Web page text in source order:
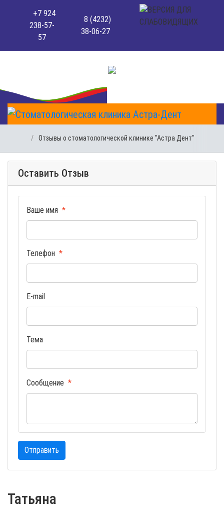
+7 924
238-57-
57
8 (4232)
38-06-27
Отзывы о стоматологической клинике "Астра Дент"
Оставить Отзыв
Ваше имя
Телефон
E-mail
Тема
Сообщение
Отправить
Татьяна